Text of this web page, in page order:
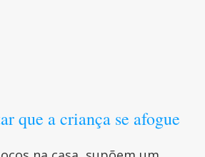
que a criança se afogue